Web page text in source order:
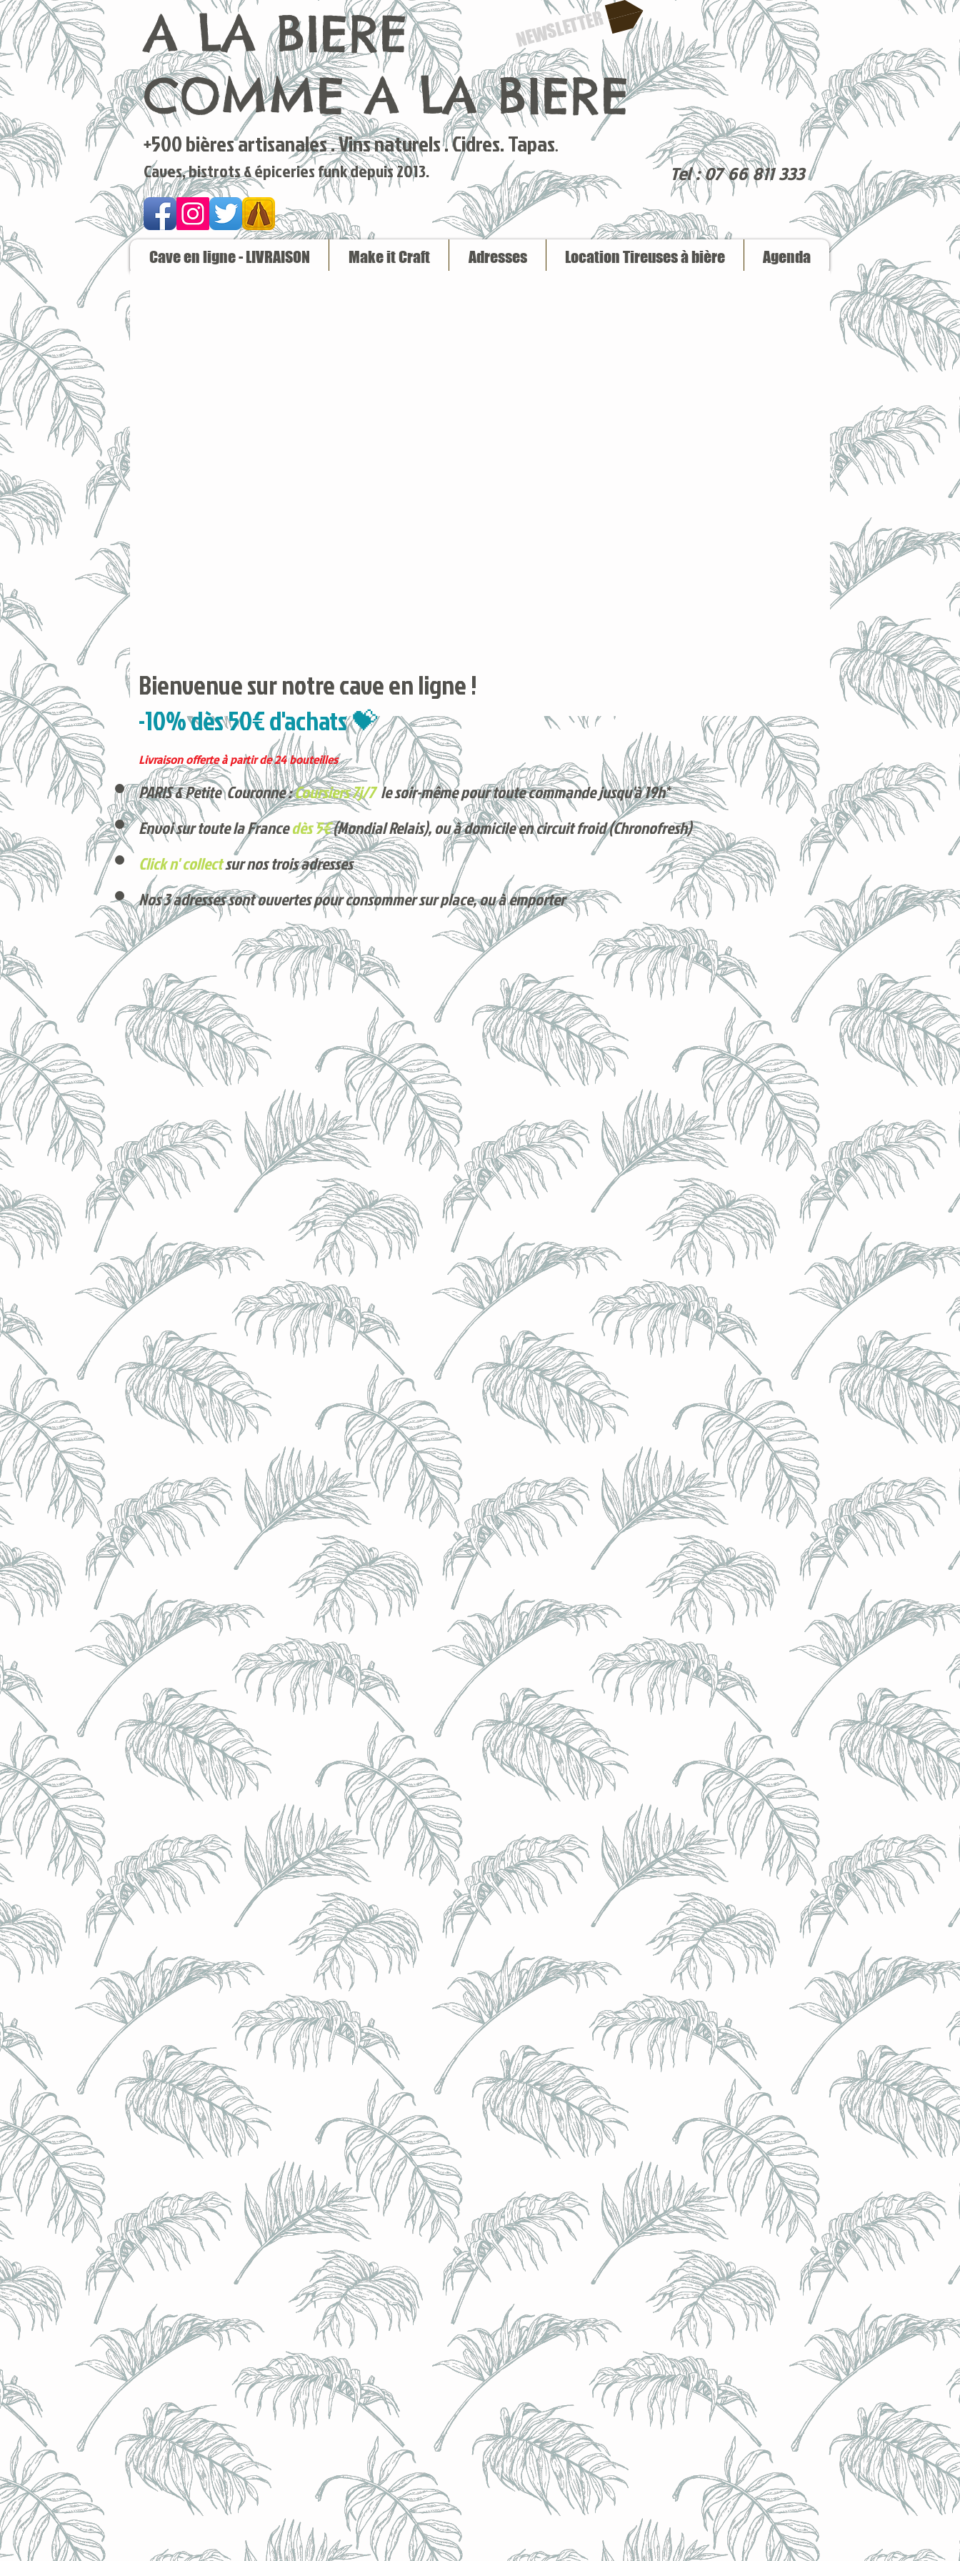
+500 bières artisanales . Vins naturels . Cidres. Tapas.
Caves, bistrots & épiceries funk depuis 2013.
A LA BIERE
COMME A LA BIERE
NEWSLETTER
Tel : 07 66 811 333
Cave en ligne - LIVRAISON Make it Craft Adresses Location Tireuses à bière Agenda
Bienvenue sur notre cave en ligne !
-10% dès 50€ d'achats 💝
Livraison offerte à partir de 24 bouteilles
PARIS & Petite Couronne :Coursiers 7j/7le soir-même pour toute commande jusqu'à 19h*
Envoi sur toute la Francedès 5€(Mondial Relais), ou à domicile en circuit froid (Chronofresh)
Click n' collectsur nos trois adresses
Nos 3 adresses sont ouvertes pour consommer sur place, ou à emporter
Voici nos derniers arrivages !
Produits phares
BRULO (UK) - King For A Day NEIPA - (Sans Alcool) - 0,5% - Canette 33cl
BRULO (UK) - King For A Day NEIPA - (Sans Alcool) - 0,5% - Canette 33cl
Achat immédiat